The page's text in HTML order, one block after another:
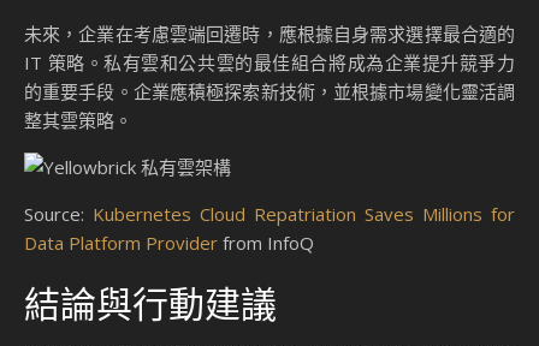
未來，企業在考慮雲端回遷時，應根據自身需求選擇最合適的
IT 策略。私有雲和公共雲的最佳組合將成為企業提升競爭力
的重要手段。企業應積極探索新技術，並根據市場變化靈活調
整其雲策略。
Source: Kubernetes Cloud Repatriation Saves Millions for
Data Platform Provider from InfoQ
結論與行動建議